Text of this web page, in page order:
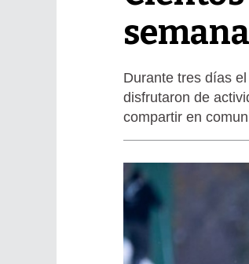
Durante tres días
disfrutaron de
compartir en